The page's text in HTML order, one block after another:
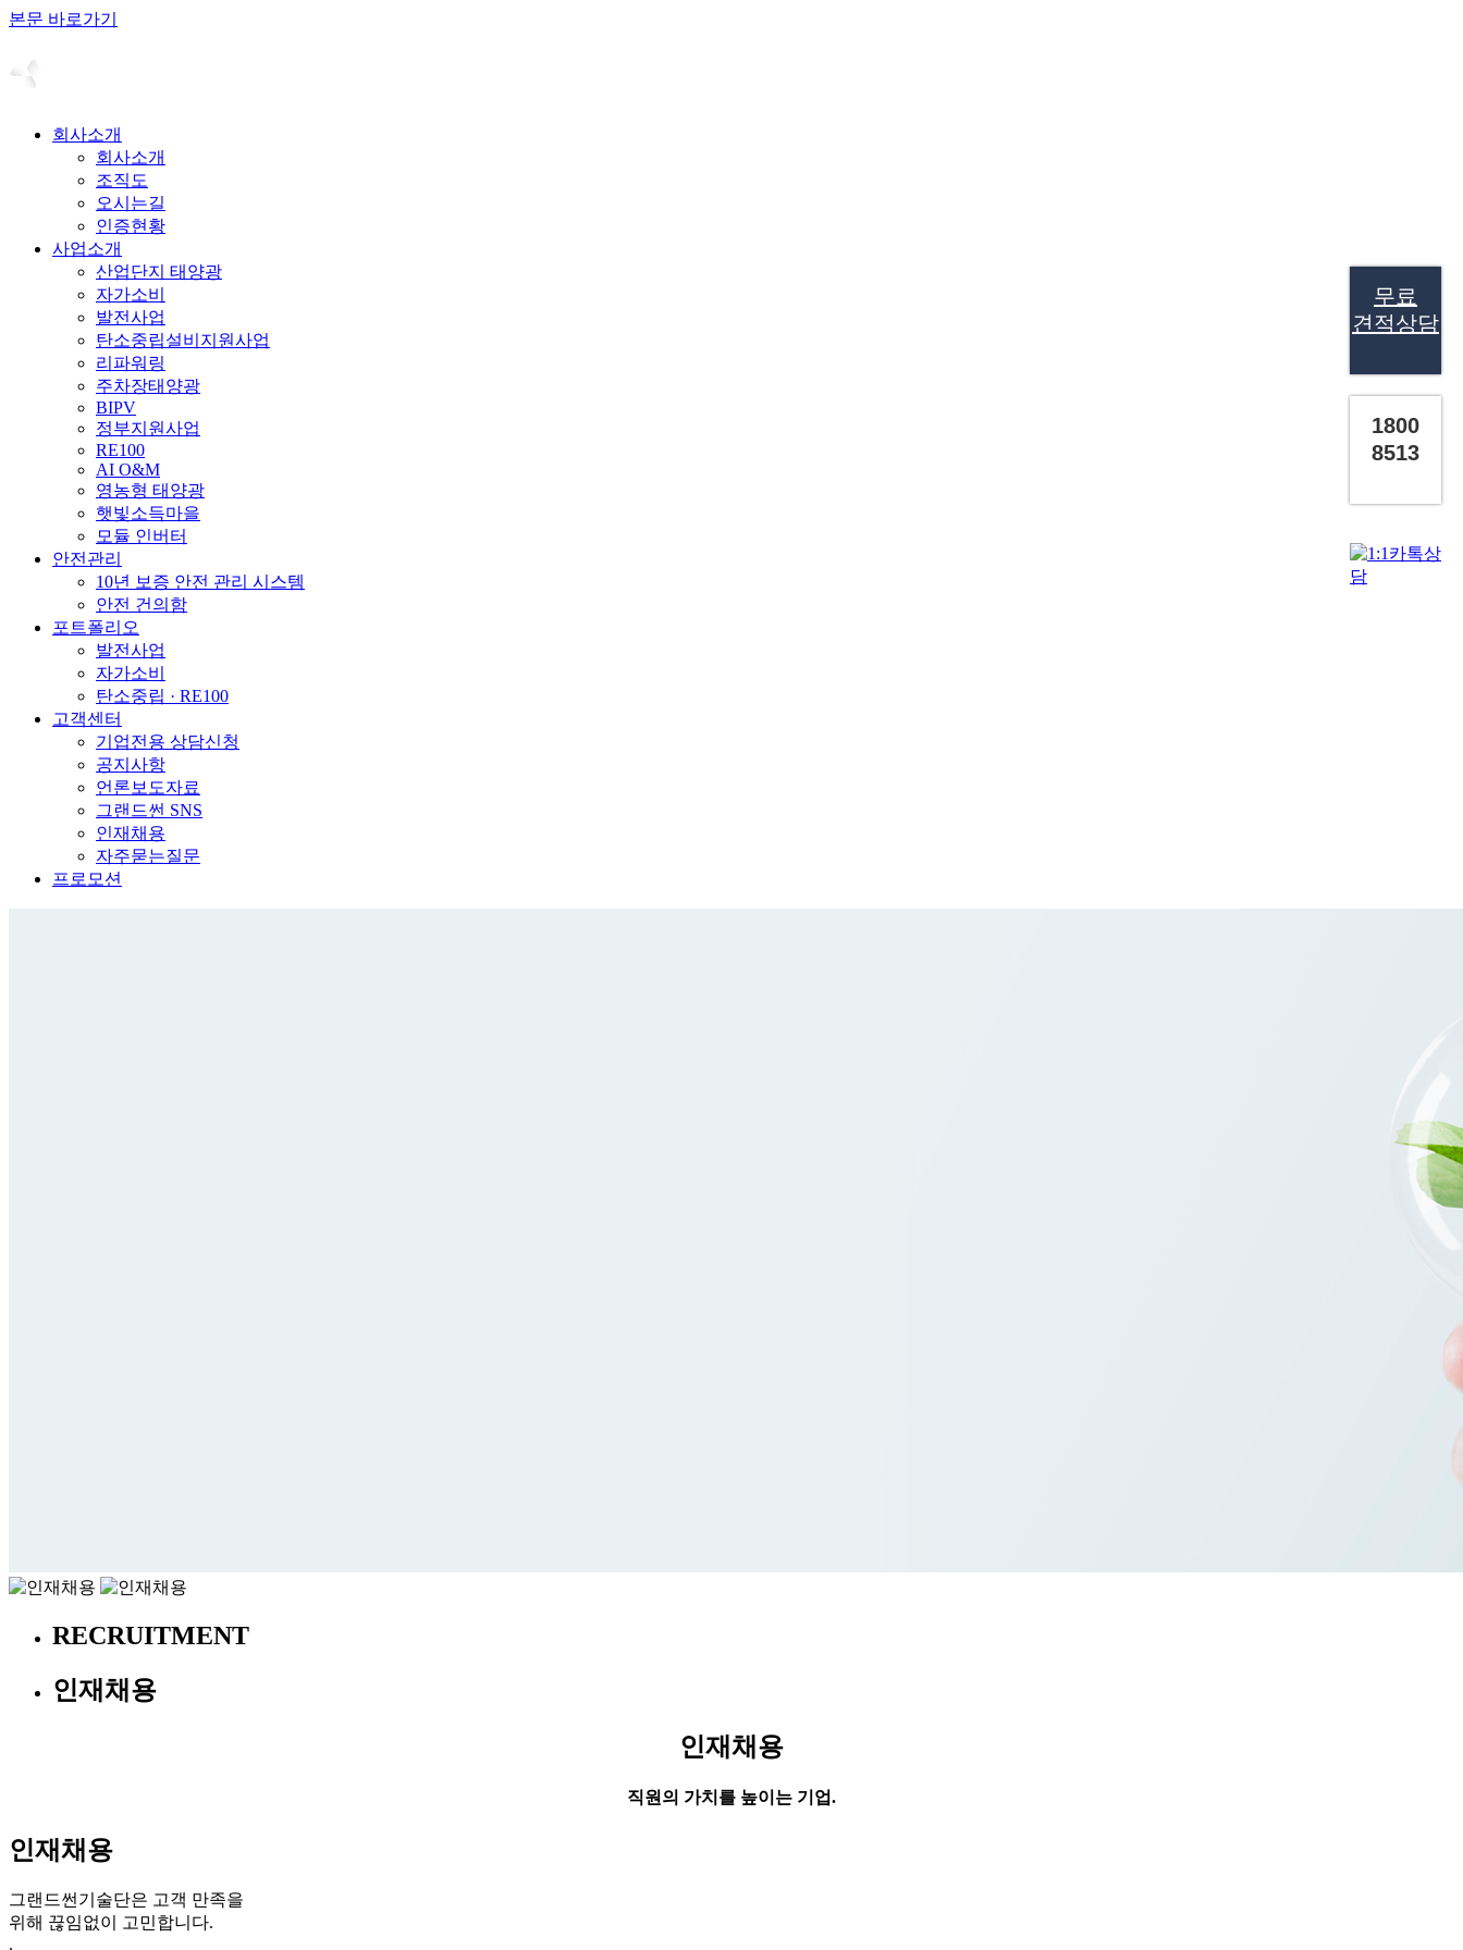
본문 바로가기
회사소개
회사소개
조직도
오시는길
인증현황
사업소개
산업단지 태양광
자가소비
발전사업
탄소중립설비지원사업
리파워링
주차장태양광
BIPV
정부지원사업
RE100
AI O&M
영농형 태양광
햇빛소득마을
모듈 인버터
안전관리
10년 보증 안전 관리 시스템
안전 건의함
포트폴리오
발전사업
자가소비
탄소중립 · RE100
고객센터
기업전용 상담신청
공지사항
언론보도자료
그랜드썬 SNS
인재채용
자주묻는질문
프로모션
RECRUITMENT
인재채용
인재채용
직원의 가치를 높이는 기업.
인재채용
그랜드썬기술단은 고객 만족을
위해 끊임없이 고민합니다.
.
무료
견적상담
1800
8513